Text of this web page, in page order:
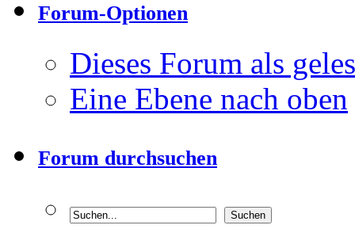
Forum-Optionen
Dieses Forum als
Eine Ebene nach oben
Forum durchsuchen